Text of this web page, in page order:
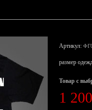
Артикул:
размер
Товар с
1